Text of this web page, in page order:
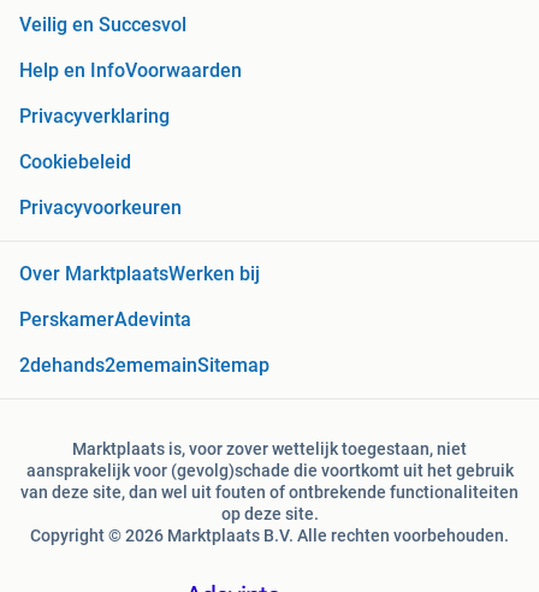
Veilig en Succesvol
Help en InfoVoorwaarden
Privacyverklaring
Cookiebeleid
Privacyvoorkeuren
Over MarktplaatsWerken bij
PerskamerAdevinta
2dehands2ememainSitemap
Marktplaats is, voor zover wettelijk toegestaan, niet
aansprakelijk voor (gevolg)schade die voortkomt uit het gebruik
van deze site, dan wel uit fouten of ontbrekende functionaliteiten
op deze site.
Copyright © 2026 Marktplaats B.V. Alle rechten voorbehouden.